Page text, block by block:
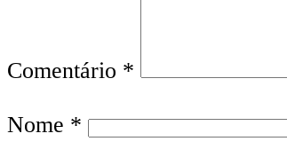
Comentário *
Nome *